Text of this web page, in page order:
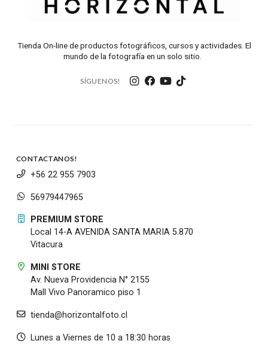
Tienda On-line de productos fotográficos, cursos y actividades. El
mundo de la fotografía en un solo sitio.
SÍGUENOS!
CONTACTANOS!
+56 22 955 7903
56979447965
PREMIUM STORE
Local 14-A AVENIDA SANTA MARIA 5.870
Vitacura
MINI STORE
Av. Nueva Providencia N° 2155
Mall Vivo Panoramico piso 1
tienda@horizontalfoto.cl
Lunes a Viernes de 10 a 18:30 horas